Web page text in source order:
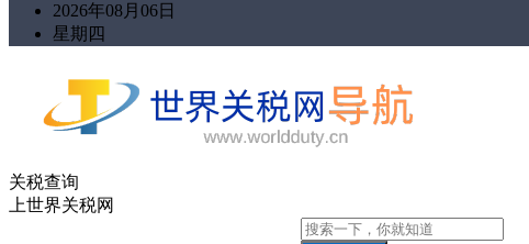
2026年08月06日
星期四
关税查询
上世界关税网